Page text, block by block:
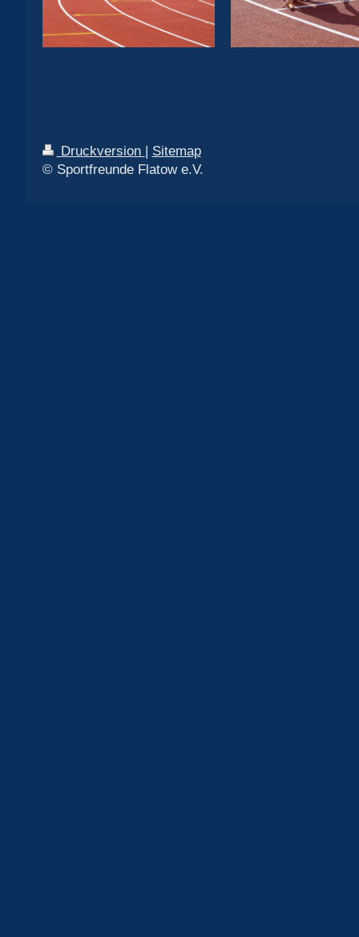
Druckversion | Sitemap
© Sportfreunde Flatow e.V.